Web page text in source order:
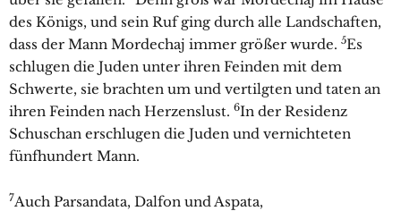
des Königs, und sein Ruf ging durch alle Landschaften,
dass der Mann Mordechaj immer größer wurde. 5Es
schlugen die Juden unter ihren Feinden mit dem
Schwerte, sie brachten um und vertilgten und taten an
ihren Feinden nach Herzenslust. 6In der Residenz
Schuschan erschlugen die Juden und vernichteten
fünfhundert Mann.
7Auch Parsandata, Dalfon und Aspata,